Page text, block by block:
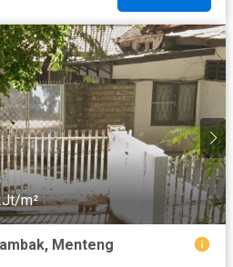
m²
Menteng